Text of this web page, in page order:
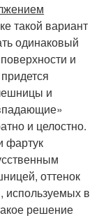
такой вариант
одинаковый
и
и
и целостно.
фартук
оттенок
используемых в
решение